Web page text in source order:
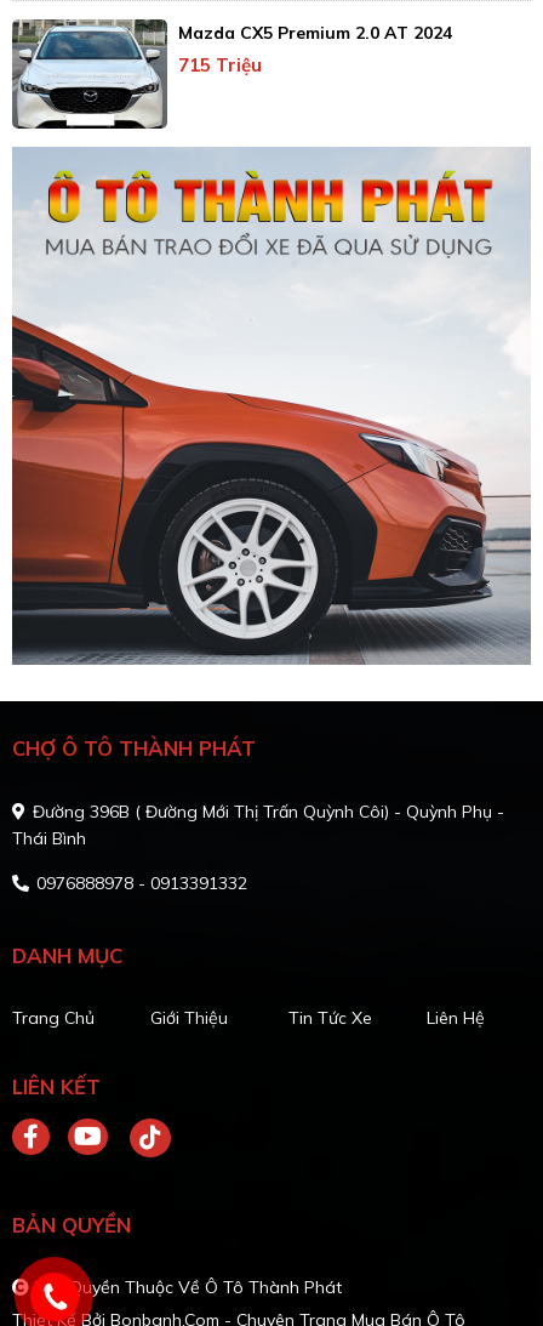
Mazda CX5 Premium 2.0 AT 2024
715 Triệu
CHỢ Ô TÔ THÀNH PHÁT
Đường 396B ( Đường Mới Thị Trấn Quỳnh Côi) - Quỳnh Phụ -
Thái Bình
0976888978 - 0913391332
DANH MỤC
Trang Chủ Giới Thiệu Tin Tức Xe Liên Hệ
LIÊN KẾT
BẢN QUYỀN
Bản Quyền Thuộc Về Ô Tô Thành Phát
Thiết Kế Bởi Bonbanh.com - Chuyên Trang Mua Bán Ô Tô